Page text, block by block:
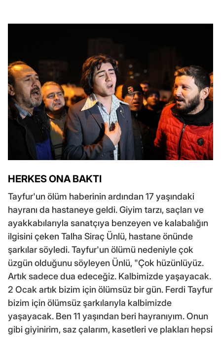
HERKES ONA BAKTI
Tayfur'un ölüm haberinin ardından 17 yaşındaki
hayranı da hastaneye geldi. Giyim tarzı, saçları ve
ayakkabılarıyla sanatçıya benzeyen ve kalabalığın
ilgisini çeken Talha Siraç Ünlü, hastane önünde
şarkılar söyledi. Tayfur'un ölümü nedeniyle çok
üzgün olduğunu söyleyen Ünlü, "Çok hüzünlüyüz.
Artık sadece dua edeceğiz. Kalbimizde yaşayacak.
2 Ocak artık bizim için ölümsüz bir gün. Ferdi Tayfur
bizim için ölümsüz şarkılarıyla kalbimizde
yaşayacak. Ben 11 yaşından beri hayranıyım. Onun
gibi giyinirim, saz çalarım, kasetleri ve plakları hepsi